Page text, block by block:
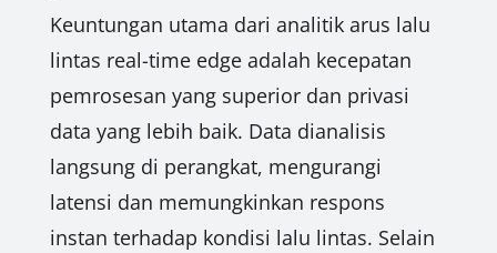
Keuntungan utama dari analitik arus lalu
lintas real-time edge adalah kecepatan
pemrosesan yang superior dan privasi
data yang lebih baik. Data dianalisis
langsung di perangkat, mengurangi
latensi dan memungkinkan respons
instan terhadap kondisi lalu lintas. Selain